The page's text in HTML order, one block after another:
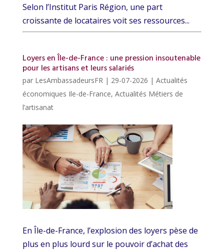
Selon l’Institut Paris Région, une part
croissante de locataires voit ses ressources...
Loyers en Île-de-France : une pression insoutenable
pour les artisans et leurs salariés
par LesAmbassadeursFR| 29-07-2026 | Actualités
économiques Ile-de-France, Actualités Métiers de
l’artisanat
En Île-de-France, l’explosion des loyers pèse de
plus en plus lourd sur le pouvoir d’achat des